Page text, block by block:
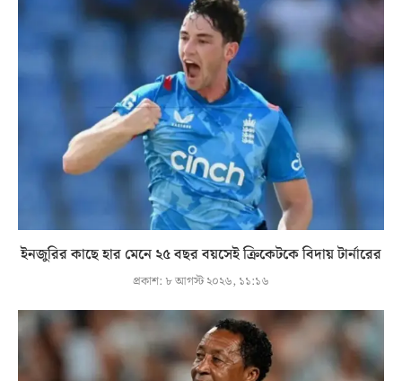
ইনজুরির কাছে হার মেনে ২৫ বছর বয়সেই ক্রিকেটকে বিদায় টার্নারের
প্রকাশ: ৮ আগস্ট ২০২৬, ১১:১৬